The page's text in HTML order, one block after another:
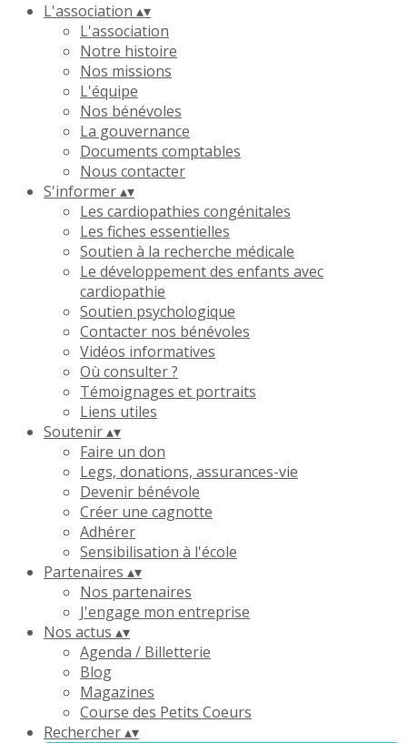
L'association ▴▾
L'association
Notre histoire
Nos missions
L'équipe
Nos bénévoles
La gouvernance
Documents comptables
Nous contacter
S'informer▴▾
Les cardiopathies congénitales
Les fiches essentielles
Soutien à la recherche médicale
Le développement des enfants avec
cardiopathie
Soutien psychologique
Contacter nos bénévoles
Vidéos informatives
Où consulter ?
Témoignages et portraits
Liens utiles
Soutenir▴▾
Faire un don
Legs, donations, assurances-vie
Devenir bénévole
Créer une cagnotte
Adhérer
Sensibilisation à l'école
Partenaires ▴▾
Nos partenaires
J'engage mon entreprise
Nos actus ▴▾
Agenda / Billetterie
Blog
Magazines
Course des Petits Coeurs
Rechercher▴▾